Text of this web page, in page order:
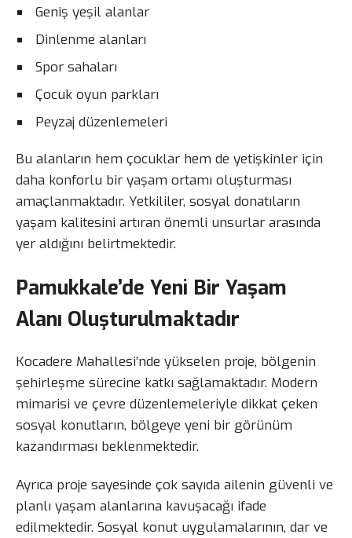
Geniş yeşil alanlar
Dinlenme alanları
Spor sahaları
Çocuk oyun parkları
Peyzaj düzenlemeleri
Bu alanların hem çocuklar hem de yetişkinler için
daha konforlu bir yaşam ortamı oluşturması
amaçlanmaktadır. Yetkililer, sosyal donatıların
yaşam kalitesini artıran önemli unsurlar arasında
yer aldığını belirtmektedir.
Pamukkale’de Yeni Bir Yaşam
Alanı Oluşturulmaktadır
Kocadere Mahallesi’nde yükselen proje, bölgenin
şehirleşme sürecine katkı sağlamaktadır. Modern
mimarisi ve çevre düzenlemeleriyle dikkat çeken
sosyal konutların, bölgeye yeni bir görünüm
kazandırması beklenmektedir.
Ayrıca proje sayesinde çok sayıda ailenin güvenli ve
planlı yaşam alanlarına kavuşacağı ifade
edilmektedir. Sosyal konut uygulamalarının, dar ve